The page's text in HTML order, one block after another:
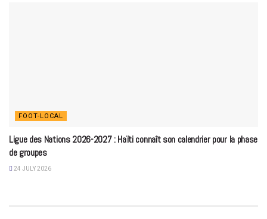
FOOT-LOCAL
Ligue des Nations 2026-2027 : Haïti connaît son calendrier pour la phase
de groupes
24 JULY 2026